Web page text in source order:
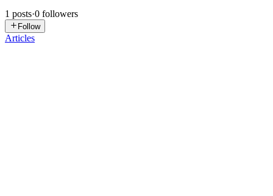
1 posts·0 followers
Follow
Articles